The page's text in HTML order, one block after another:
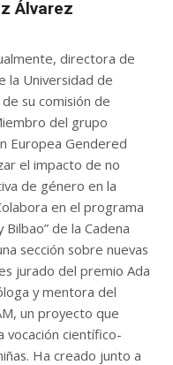
Álvarez
directora de
la Universidad de
su comisión de
del grupo
Europea Gendered
el impacto de no
de género en la
en el programa
de la Cadena
sección sobre nuevas
jurado del premio Ada
y mentora del
un proyecto que
vocación científico-
Ha creado junto a